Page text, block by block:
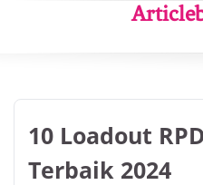
10 Loadout
Terbaik 2024